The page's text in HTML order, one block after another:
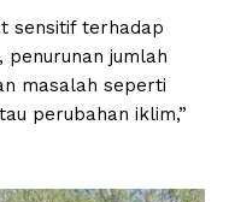
sensitif terhadap
penurunan jumlah
masalah seperti
perubahan iklim,”